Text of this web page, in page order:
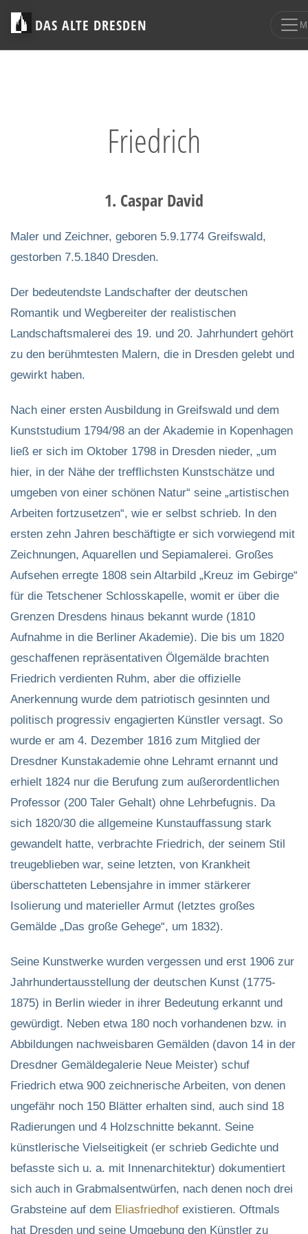
DAS ALTE DRESDEN
Friedrich
1. Caspar David
Maler und Zeichner, geboren 5.9.1774 Greifswald,
gestorben 7.5.1840 Dresden.
Der bedeutendste Landschafter der deutschen
Romantik und Wegbereiter der realistischen
Landschaftsmalerei des 19. und 20. Jahrhundert gehört
zu den berühmtesten Malern, die in Dresden gelebt und
gewirkt haben.
Nach einer ersten Ausbildung in Greifswald und dem
Kunststudium 1794/98 an der Akademie in Kopenhagen
ließ er sich im Oktober 1798 in Dresden nieder, „um
hier, in der Nähe der trefflichsten Kunstschätze und
umgeben von einer schönen Natur“ seine „artistischen
Arbeiten fortzusetzen“, wie er selbst schrieb. In den
ersten zehn Jahren beschäftigte er sich vorwiegend mit
Zeichnungen, Aquarellen und Sepiamalerei. Großes
Aufsehen erregte 1808 sein Altarbild „Kreuz im Gebirge“
für die Tetschener Schlosskapelle, womit er über die
Grenzen Dresdens hinaus bekannt wurde (1810
Aufnahme in die Berliner Akademie). Die bis um 1820
geschaffenen repräsentativen Ölgemälde brachten
Friedrich verdienten Ruhm, aber die offizielle
Anerkennung wurde dem patriotisch gesinnten und
politisch progressiv engagierten Künstler versagt. So
wurde er am 4. Dezember 1816 zum Mitglied der
Dresdner Kunstakademie ohne Lehramt ernannt und
erhielt 1824 nur die Berufung zum außerordentlichen
Professor (200 Taler Gehalt) ohne Lehrbefugnis. Da
sich 1820/30 die allgemeine Kunstauffassung stark
gewandelt hatte, verbrachte Friedrich, der seinem Stil
treugeblieben war, seine letzten, von Krankheit
überschatteten Lebensjahre in immer stärkerer
Isolierung und materieller Armut (letztes großes
Gemälde „Das große Gehege“, um 1832).
Seine Kunstwerke wurden vergessen und erst 1906 zur
Jahrhundertausstellung der deutschen Kunst (1775-
1875) in Berlin wieder in ihrer Bedeutung erkannt und
gewürdigt. Neben etwa 180 noch vorhandenen bzw. in
Abbildungen nachweisbaren Gemälden (davon 14 in der
Dresdner Gemäldegalerie Neue Meister) schuf
Friedrich etwa 900 zeichnerische Arbeiten, von denen
ungefähr noch 150 Blätter erhalten sind, auch sind 18
Radierungen und 4 Holzschnitte bekannt. Seine
künstlerische Vielseitigkeit (er schrieb Gedichte und
befasste sich u. a. mit Innenarchitektur) dokumentiert
sich auch in Grabmalsentwürfen, nach denen noch drei
Grabsteine auf dem Eliasfriedhof existieren. Oftmals
hat Dresden und seine Umgebung den Künstler zu